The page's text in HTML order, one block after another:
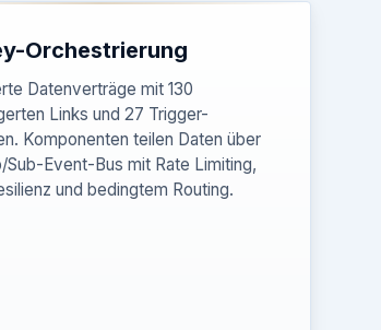
Orchestrierung
Datenverträge mit 130
Links und 27 Trigger-
Komponenten teilen Daten über
Sub-Event-Bus mit Rate Limiting,
und bedingtem Routing.